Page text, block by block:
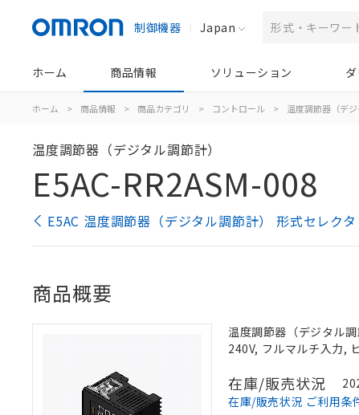
制御機器 Japan
ホーム 商品情報 ソリューション
ホーム > 商品情報 > 商品カテゴリ > コントロール > 温度調節器（デジ
温度調節器（デジタル調節計）
E5AC-RR2ASM-008
E5AC 温度調節器（デジタル調節計） 形式セレクタ
商品概要
温度調節器（デジタル
240V, フルマルチ入力,
在庫/販売状況
在庫/販売状況 ご利用条